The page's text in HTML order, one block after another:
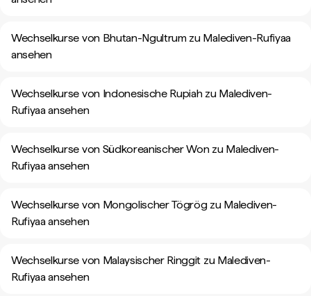
Wechselkurse von Bhutan-Ngultrum zu Malediven-Rufiyaa
ansehen
Wechselkurse von Indonesische Rupiah zu Malediven-
Rufiyaa ansehen
Wechselkurse von Südkoreanischer Won zu Malediven-
Rufiyaa ansehen
Wechselkurse von Mongolischer Tögrög zu Malediven-
Rufiyaa ansehen
Wechselkurse von Malaysischer Ringgit zu Malediven-
Rufiyaa ansehen